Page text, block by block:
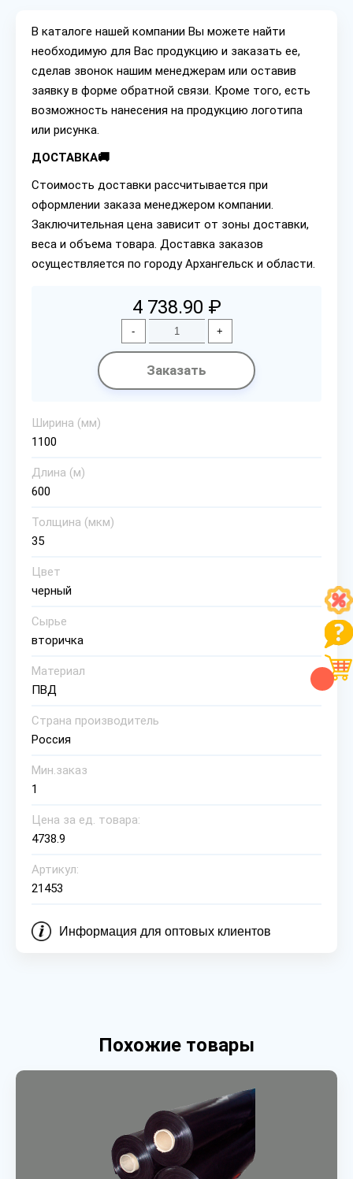
В каталоге нашей компании Вы можете найти
необходимую для Вас продукцию и заказать ее,
сделав звонок нашим менеджерам или оставив
заявку в форме обратной связи. Кроме того, есть
возможность нанесения на продукцию логотипа
или рисунка.
ДОСТАВКА🚚
Стоимость доставки рассчитывается при
оформлении заказа менеджером компании.
Заключительная цена зависит от зоны доставки,
веса и объема товара. Доставка заказов
осуществляется по городу Архангельск и области.
4 738.90 ₽
- +
Заказать
Ширина (мм)
1100
Длина (м)
600
Толщина (мкм)
35
Цвет
черный
Сырье
вторичка
Материал
ПВД
Страна производитель
Россия
Мин.заказ
1
Цена за ед. товара:
4738.9
Артикул:
21453
Информация для оптовых клиентов
Похожие товары